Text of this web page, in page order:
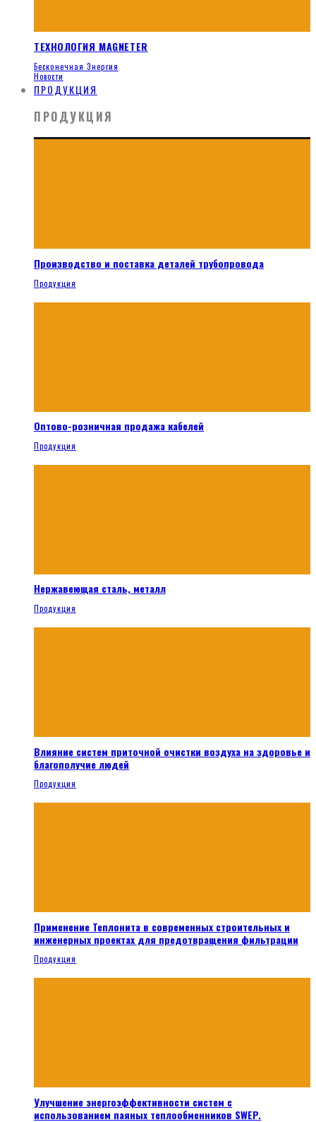
ТЕХНОЛОГИЯ MAGNETER
Бесконечная Энергия
Новости
ПРОДУКЦИЯ
ПРОДУКЦИЯ
Производство и поставка деталей трубопровода
Продукция
Оптово-розничная продажа кабелей
Продукция
Нержавеющая сталь, металл
Продукция
Влияние систем приточной очистки воздуха на здоровье и
благополучие людей
Продукция
Применение Теплонита в современных строительных и
инженерных проектах для предотвращения фильтрации
Продукция
Улучшение энергоэффективности систем с
использованием паяных теплообменников SWEP.